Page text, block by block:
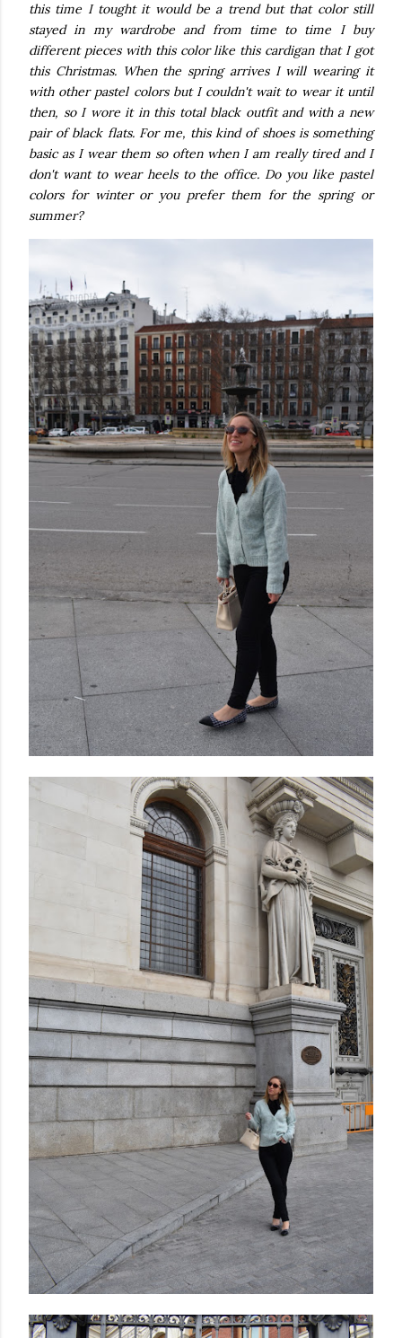
this time I tought it would be a trend but that color still
stayed in my wardrobe and from time to time I buy
different pieces with this color like this cardigan that I got
this Christmas. When the spring arrives I will wearing it
with other pastel colors but I couldn't wait to wear it until
then, so I wore it in this total black outfit and with a new
pair of black flats. For me, this kind of shoes is something
basic as I wear them so often when I am really tired and I
don't want to wear heels to the office. Do you like pastel
colors for winter or you prefer them for the spring or
summer?